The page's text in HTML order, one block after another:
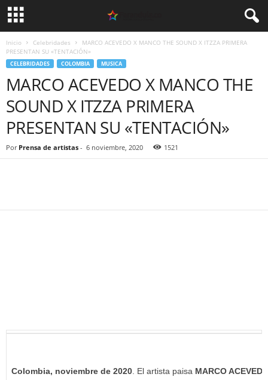
Inicio Celebridades
MARCO ACEVEDO X MANCO THE SOUND X ITZZA PRIMERA
PRESENTAN SU «TENTACIÓN»
CELEBRIDADES COLOMBIA MUSICA
MARCO ACEVEDO X MANCO THE
SOUND X ITZZA PRIMERA
PRESENTAN SU «TENTACIÓN»
Por Prensa de artistas - 6 noviembre, 2020 1521
Colombia, noviembre de 2020 . El artista paisa MARCO